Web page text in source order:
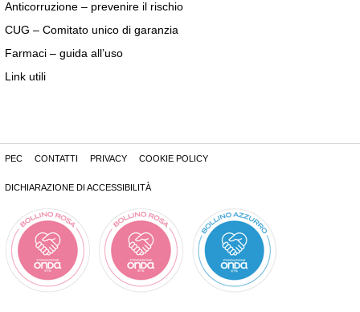
Anticorruzione – prevenire il rischio
CUG – Comitato unico di garanzia
Farmaci – guida all’uso
Link utili
PEC CONTATTI PRIVACY COOKIE POLICY
DICHIARAZIONE DI ACCESSIBILITÀ